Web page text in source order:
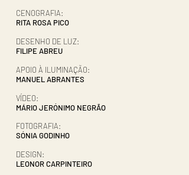
CENOGRAFIA:
RITA ROSA PICO
DESENHO DE LUZ:
FILIPE ABREU
APOIO À ILUMINAÇÃO:
MANUEL ABRANTES
VÍDEO:
MÁRIO JERÓNIMO NEGRÃO
FOTOGRAFIA:
SÓNIA GODINHO
DESIGN:
LEONOR CARPINTEIRO